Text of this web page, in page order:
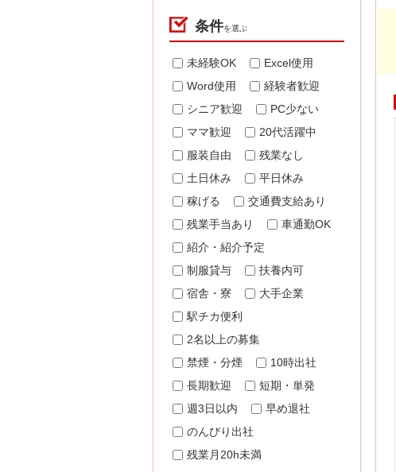
条件を選ぶ
未経験OK
Excel使用
Word使用
経験者歓迎
シニア歓迎
PC少ない
ママ歓迎
20代活躍中
服装自由
残業なし
土日休み
平日休み
稼げる
交通費支給あり
残業手当あり
車通勤OK
紹介・紹介予定
制服貸与
扶養内可
宿舎・寮
大手企業
駅チカ便利
2名以上の募集
禁煙・分煙
10時出社
長期歓迎
短期・単発
週3日以内
早め退社
のんびり出社
残業月20h未満